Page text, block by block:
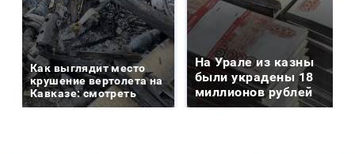
Как выглядит место
крушение вертолета на
Кавказе: смотреть
На Урале из казны
были украдены 18
миллионов рублей